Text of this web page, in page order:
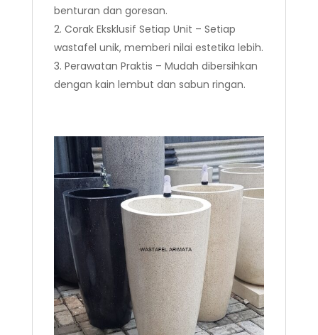
benturan dan goresan.
Corak Eksklusif Setiap Unit – Setiap
wastafel unik, memberi nilai estetika lebih.
Perawatan Praktis – Mudah dibersihkan
dengan kain lembut dan sabun ringan.